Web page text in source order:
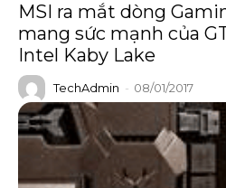
MSI ra mắt dòng
mang sức mạnh của
Intel Kaby Lake
TechAdmin - 08/01/2017